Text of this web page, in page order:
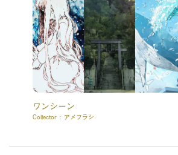
ワンシーン
Collector : アメフラシ